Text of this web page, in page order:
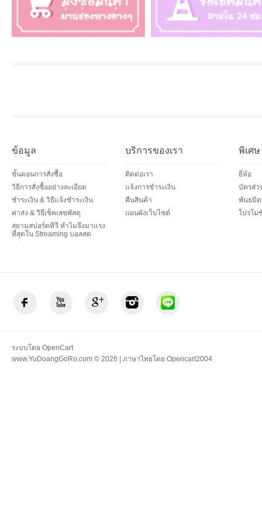
ข้อมูล
ขั้นตอนการสั่งซื้อ
วิธีการสั่งซื้ออย่างละเอียด
ชำระเงิน & วิธีแจ้งชำระเงิน
ค่าส่ง & วิธีเช็คเลขพัสดุ
สยามสปอร์ตทีวี ทำไมจึงมาแรง
ที่สุดใน Streaming บอลสด
บริการของเรา
ติดต่อเรา
แจ้งการชำระเงิน
คืนสินค้า
แผนผังเว็บไซต์
พิเศษ
ยี่ห้อ
บัตรส่ว
พันธมิต
โปรโม
ระบบโดย OpenCart
www.YuDoangGoRo.com © 2026 | ภาษาไทยโดย Opencart2004